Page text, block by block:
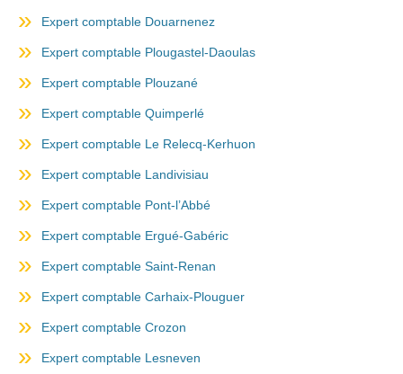
Expert comptable Douarnenez
Expert comptable Plougastel-Daoulas
Expert comptable Plouzané
Expert comptable Quimperlé
Expert comptable Le Relecq-Kerhuon
Expert comptable Landivisiau
Expert comptable Pont-l’Abbé
Expert comptable Ergué-Gabéric
Expert comptable Saint-Renan
Expert comptable Carhaix-Plouguer
Expert comptable Crozon
Expert comptable Lesneven